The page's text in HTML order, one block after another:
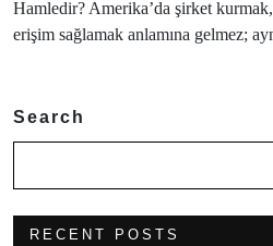
Hamledir? Amerika’da şirket
erişim sağlamak anlamına gelmez;
Search
RECENT POSTS